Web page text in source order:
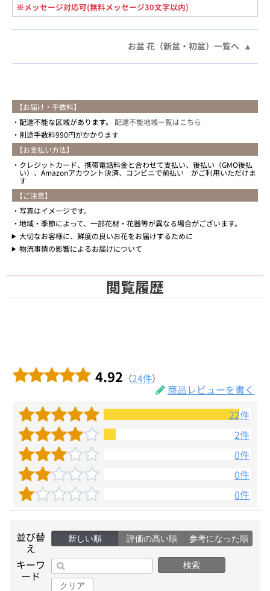
※メッセージ対応可(無料メッセージ30文字以内)
お盆 花（新盆・初盆）一覧へ
【お届け・手数料】
配達不能な区域があります。 配達不能地域一覧はこちら
別途手数料990円がかかります
【お支払い方法】
クレジットカード、携帯電話料金と合わせて支払い、後払い（GMO後払
い）、Amazonアカウント決済、コンビニで前払い がご利用いただけま
す
【ご注意】
写真はイメージです。
地域・季節によって、一部花材・花器等が異なる場合がございます。
大切なお客様に、鮮度の良いお花をお届けするために
物流事情の影響によるお届けについて
閲覧履歴
4.92 （24件）
商品レビューを書く
22件
2件
0件
0件
0件
並び替
え
新しい順 評価の高い順 参考になった順
キーワ
ード
検索
クリア